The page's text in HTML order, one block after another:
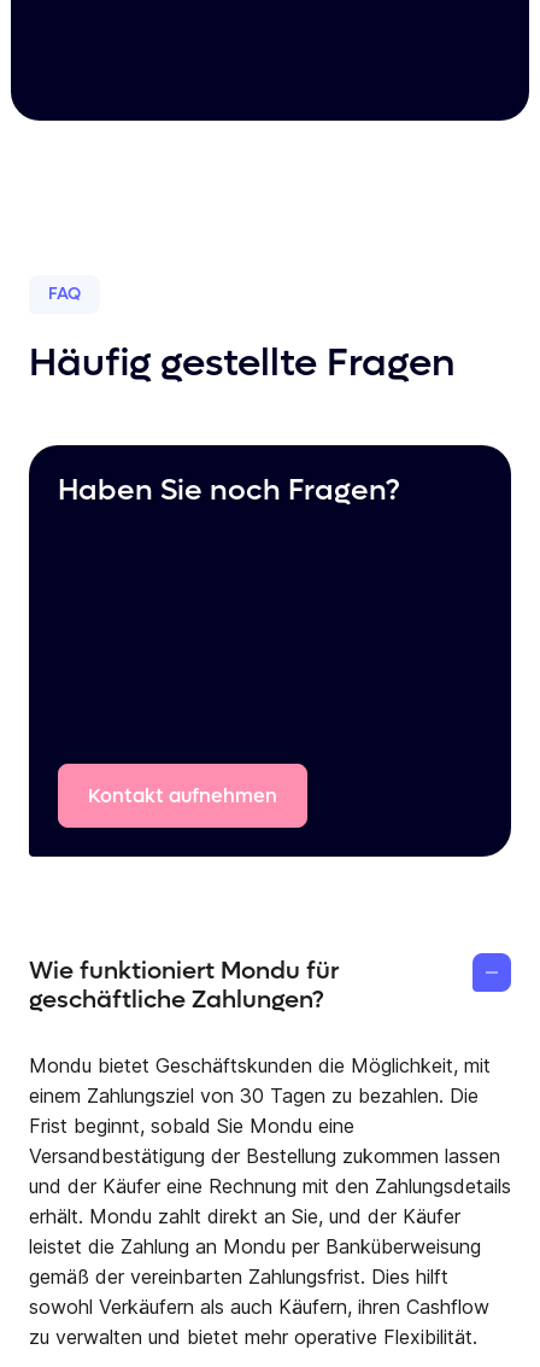
FAQ
Häufig gestellte Fragen
Haben Sie noch Fragen?
Kontakt aufnehmen
Wie funktioniert Mondu für
geschäftliche Zahlungen?
Mondu bietet Geschäftskunden die Möglichkeit, mit
einem Zahlungsziel von 30 Tagen zu bezahlen. Die
Frist beginnt, sobald Sie Mondu eine
Versandbestätigung der Bestellung zukommen lassen
und der Käufer eine Rechnung mit den Zahlungsdetails
erhält. Mondu zahlt direkt an Sie, und der Käufer
leistet die Zahlung an Mondu per Banküberweisung
gemäß der vereinbarten Zahlungsfrist. Dies hilft
sowohl Verkäufern als auch Käufern, ihren Cashflow
zu verwalten und bietet mehr operative Flexibilität.